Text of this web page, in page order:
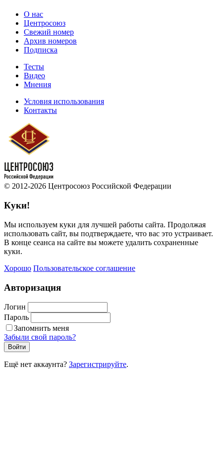
О нас
Центросоюз
Свежий номер
Архив номеров
Подписка
Тесты
Видео
Мнения
Условия использования
Контакты
© 2012-2026 Центросоюз Российской Федерации
Куки!
Мы используем куки для лучшей работы сайта. Продолжая
использовать сайт, вы подтверждаете, что вас это устраивает.
В конце сеанса на сайте вы можете удалить сохраненные
куки.
Хорошо Пользовательское соглашение
Авторизация
Логин
Пароль
Запомнить меня
Забыли свой пароль?
Войти
Ещё нет аккаунта? Зарегистрируйте.